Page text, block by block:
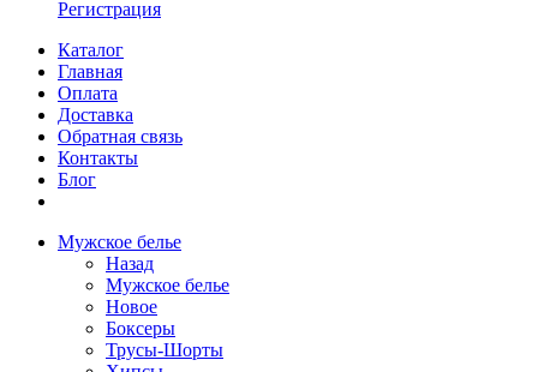
Регистрация
Каталог
Главная
Оплата
Доставка
Обратная связь
Контакты
Блог
Мужское белье
Назад
Мужское белье
Новое
Боксеры
Трусы-Шорты